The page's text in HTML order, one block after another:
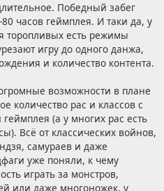
Победный забег
часов геймплея. И таки да, у
торопливых есть режимы
игру до одного данжа,
и количество контента.
возможности в плане
количество рас и классов с
(а у многих рас есть
Всё от классических войнов,
самураев и даже
уже поняли, к чему
играть за монстров,
или даже многоножек, у